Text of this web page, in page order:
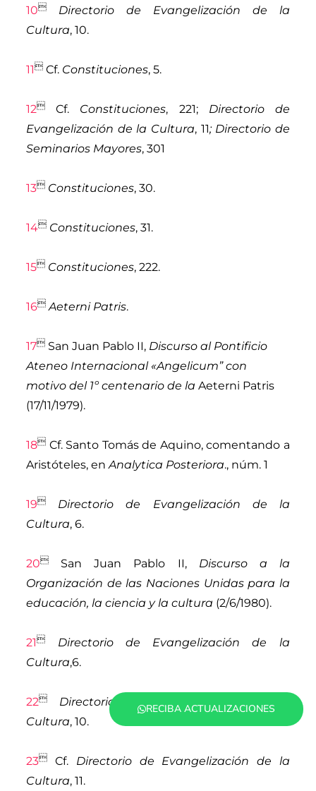
10
Directorio de Evangelización de la
Cultura, 10.
11 Cf. Constituciones, 5.
12 Cf. Constituciones, 221; Directorio de
Evangelización de la Cultura, 11; Directorio de
Seminarios Mayores, 301
13 Constituciones, 30.
14 Constituciones, 31.
15 Constituciones, 222.
16 Aeterni Patris.
17 San Juan Pablo II, Discurso al Pontificio
Ateneo Internacional «Angelicum” con
motivo del 1ºcentenario de laAeterni Patris
(17/11/1979).
18 Cf. Santo Tomás de Aquino, comentando a
Aristóteles, enAnalytica Posteriora., núm. 1
19
Directorio de Evangelización de la
Cultura, 6.
20 San Juan Pablo II, Discurso a la
Organización de las Naciones Unidas para la
educación, la ciencia y la cultura (2/6/1980).
21
Directorio de Evangelización de la
Cultura,6.
22
Directorio de Evangelización de la
Cultura, 10.
23 Cf. Directorio de Evangelización de la
Cultura, 11.
RECIBA ACTUALIZACIONES